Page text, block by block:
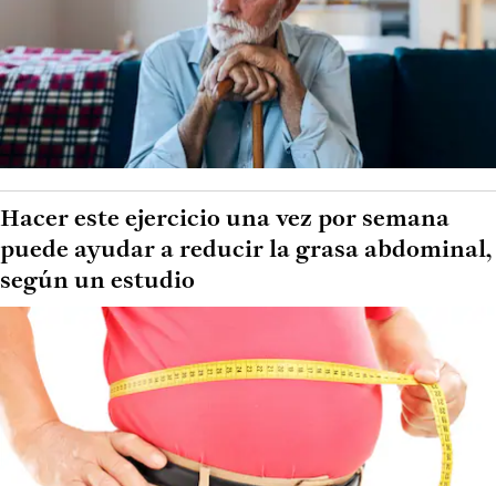
Hacer este ejercicio una vez por semana
puede ayudar a reducir la grasa abdominal,
según un estudio